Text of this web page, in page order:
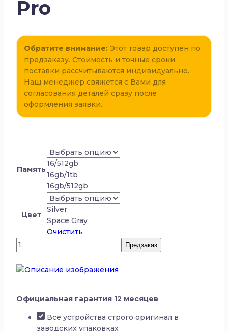
Pro
Обратите внимание: Этот товар доступен по
предзаказу. Стоимость и точные сроки
поставки рассчитываются индивидуально.
Наш менеджер свяжется с Вами для
согласования деталей сразу после
оформления заявки.
Память
16/512gb
16gb/1tb
16gb/512gb
Цвет
Silver
Space Gray
Очистить
Количество
товара
Apple
MacBook
14
(2023)
Предзаказ
Официальная гарантия 12 месяцев
Все устройства строго оригинал в
заводских упаковках